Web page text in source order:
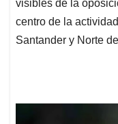
visibles de la
centro de la
Santander y Norte